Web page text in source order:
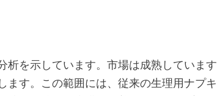
析を示しています。市場は成熟しています
ます。この範囲には、従来の生理用ナプキ